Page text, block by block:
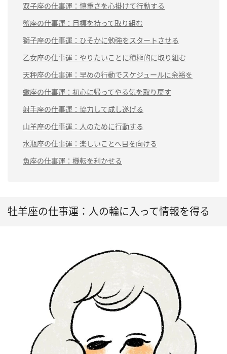
双子座の仕事運：慎重さを心掛けて行動する
蟹座の仕事運：目標を持って取り組む
獅子座の仕事運：ひそかに勉強をスタートさせる
乙女座の仕事運：やりたいことに積極的に取り組む
天秤座の仕事運：早めの行動でスケジュールに余裕を
蠍座の仕事運：初心に帰ってやる気を取り戻す
射手座の仕事運：協力して成し遂げる
山羊座の仕事運：人のために行動する
水瓶座の仕事運：楽しいことへ目を向ける
魚座の仕事運：機転を利かせる
牡羊座の仕事運：人の輪に入って情報を得る